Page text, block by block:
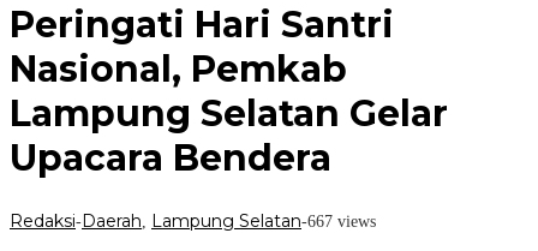
Peringati Hari Santri
Nasional, Pemkab
Lampung Selatan Gelar
Upacara Bendera
Redaksi-Daerah Lampung Selatan-667 views